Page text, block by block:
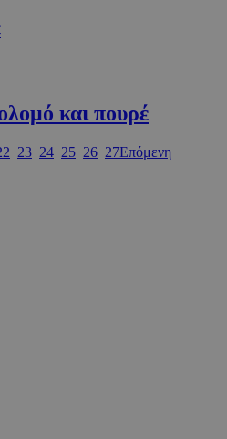
και πουρέ
23 24 25 26 27Επόμενη